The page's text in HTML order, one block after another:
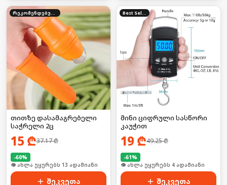
რეკომენდებული
თითზე დასამაგრებელი
საჭრელი 2ც
15 ₾37.17₾
-60%
🛒 ბოლო 24სთ-ში იყიდა 17-მა
შეკვეთა
Best Seller
მინი ციფრული სასწორი
კაუჭით
19 ₾49.25₾
-61%
🛒 ბოლო 24სთ-ში იყიდა 5-მა
შეკვეთა